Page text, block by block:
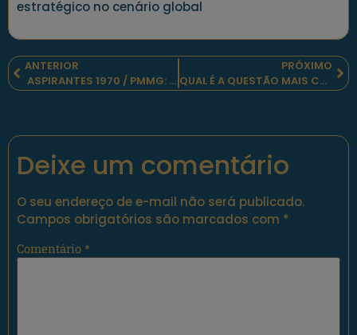
estratégico no cenário global
ANTERIOR
ASPIRANTES 1970 / PMMG: UMA TURMA ESPECIAL
PRÓXIMO
QUAL É A QUESTÃO MAIS CRÍTICA PARA O POLICIAMENTO EM 2025?
Deixe um comentário
O seu endereço de e-mail não será publicado.
Campos obrigatórios são marcados com *
Comentário *